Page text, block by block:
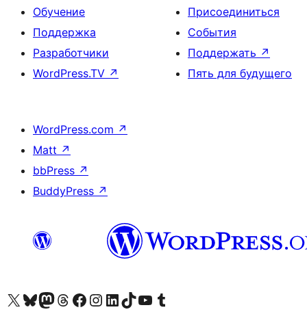
Обучение
Поддержка
Разработчики
WordPress.TV ↗
Присоединиться
События
Поддержать ↗
Пять для будущего
WordPress.com ↗
Matt ↗
bbPress ↗
BuddyPress ↗
Посетите нас в X (ранее Twitter)
Посетите нашу учётную запись в Bluesky
Посетите нашу ленту в Mastodon
Посетите нашу учётную запись в Threads
Посетите нашу страницу на Facebook
Посетите наш Instagram
Посетите нашу страницу в LinkedIn
Посетите нашу учётную запись в TikTok
Посетите наш канал YouTube
Посетите нашу учётную запись в Tumblr